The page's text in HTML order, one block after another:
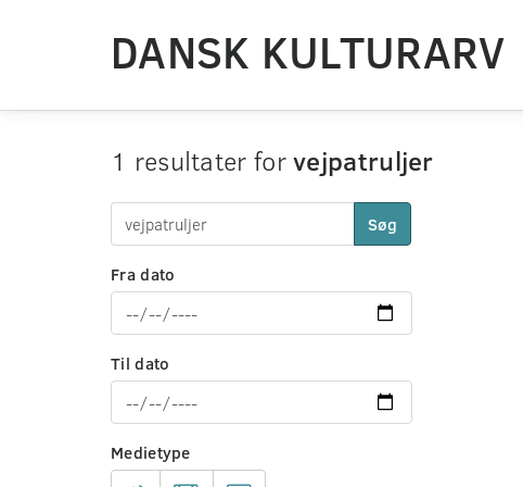
DANSK KULTURARV
1 resultater forvejpatruljer
Søg
Fra dato
Til dato
Medietype